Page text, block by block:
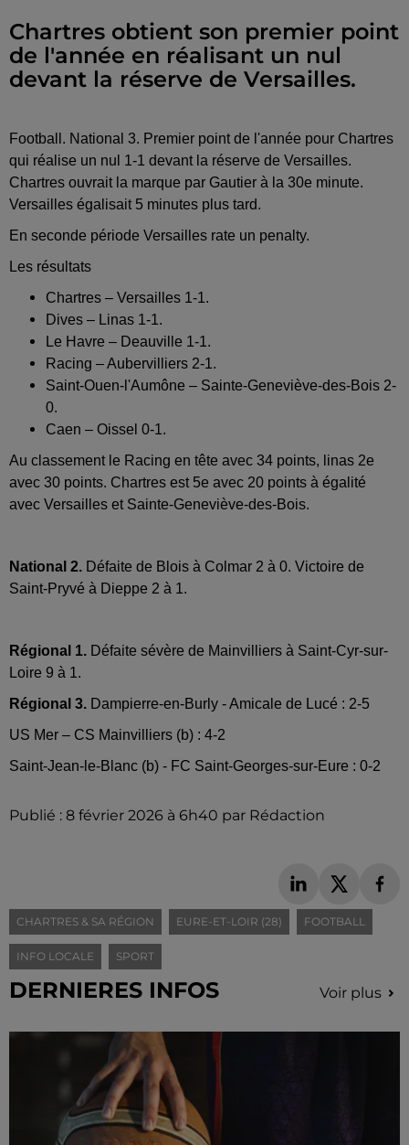
Chartres obtient son premier point
de l'année en réalisant un nul
devant la réserve de Versailles.
Football. National 3. Premier point de l'année pour Chartres
qui réalise un nul 1-1 devant la réserve de Versailles.
Chartres ouvrait la marque par Gautier à la 30e minute.
Versailles égalisait 5 minutes plus tard.
En seconde période Versailles rate un penalty.
Les résultats
Chartres – Versailles 1-1.
Dives – Linas 1-1.
Le Havre – Deauville 1-1.
Racing – Aubervilliers 2-1.
Saint-Ouen-l'Aumône – Sainte-Geneviève-des-Bois 2-
0.
Caen – Oissel 0-1.
Au classement le Racing en tête avec 34 points, linas 2e
avec 30 points. Chartres est 5e avec 20 points à égalité
avec Versailles et Sainte-Geneviève-des-Bois.
National 2. Défaite de Blois à Colmar 2 à 0. Victoire de
Saint-Pryvé à Dieppe 2 à 1.
Régional 1. Défaite sévère de Mainvilliers à Saint-Cyr-sur-
Loire 9 à 1.
Régional 3. Dampierre-en-Burly - Amicale de Lucé : 2-5
US Mer – CS Mainvilliers (b) : 4-2
Saint-Jean-le-Blanc (b) - FC Saint-Georges-sur-Eure : 0-2
Publié : 8 février 2026 à 6h40 par Rédaction
CHARTRES & SA RÉGION EURE-ET-LOIR (28) FOOTBALL
INFO LOCALE SPORT
DERNIERES INFOS Voir plus